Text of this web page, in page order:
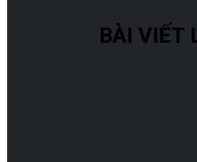
BÀI VIẾT